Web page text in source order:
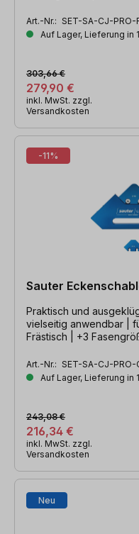
Art.-Nr.: SET-SA-CJ-PRO-
Auf Lager, Lieferung in
279,90 €
303,66 €
inkl. MwSt. zzgl.
Versandkosten
-11%
Sauter
Praktisch und
vielseitig anwendbar |
Frästisch | +3
Art.-Nr.: SET-SA-CJ-PRO-
Auf Lager, Lieferung in
216,34 €
243,08 €
inkl. MwSt. zzgl.
Versandkosten
Neu